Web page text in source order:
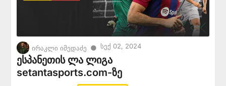
ირაკლი იმედაძე ● Სექ 02, 2024
ესპანეთის ლა ლიგა
setantasports.com-ზე